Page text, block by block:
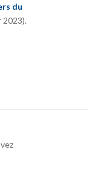
du
2023).